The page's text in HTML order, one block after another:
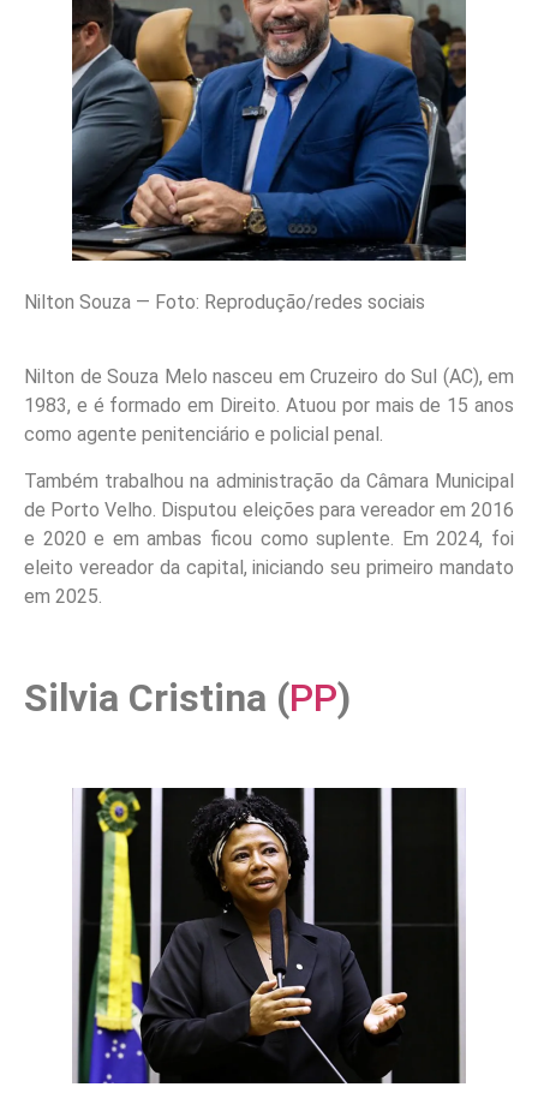
Nilton Souza — Foto: Reprodução/redes sociais
Nilton de Souza Melo nasceu em Cruzeiro do Sul (AC), em
1983, e é formado em Direito. Atuou por mais de 15 anos
como agente penitenciário e policial penal.
Também trabalhou na administração da Câmara Municipal
de Porto Velho. Disputou eleições para vereador em 2016
e 2020 e em ambas ficou como suplente. Em 2024, foi
eleito vereador da capital, iniciando seu primeiro mandato
em 2025.
Silvia Cristina (PP)